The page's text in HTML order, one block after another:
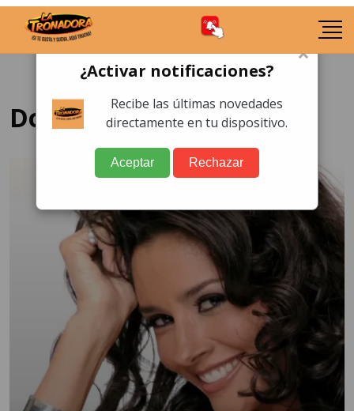
Dorismar
×
¿Activar notificaciones?
Recibe las últimas novedades
directamente en tu dispositivo.
Aceptar Rechazar